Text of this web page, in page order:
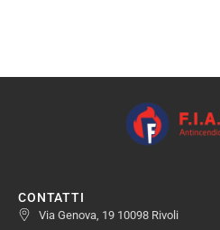
CONTATTI
Via Genova, 19 10098 Rivoli